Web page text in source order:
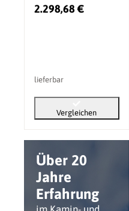
Über 20
Jahre
Erfahrung
2.298,68 €
lieferbar
Vergleichen